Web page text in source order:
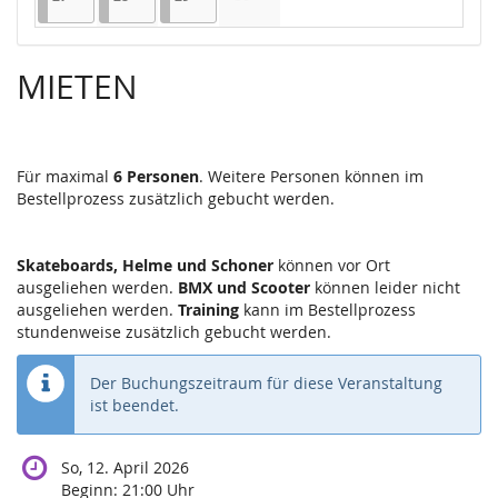
Keine Veranstaltungen
MIETEN
Für maximal 6 Personen. Weitere Personen können im
Bestellprozess zusätzlich gebucht werden.
Skateboards, Helme und Schoner können vor Ort
ausgeliehen werden. BMX und Scooter können leider nicht
ausgeliehen werden. Training kann im Bestellprozess
stundenweise zusätzlich gebucht werden.
Der Buchungszeitraum für diese Veranstaltung
ist beendet.
So, 12. April 2026
Beginn: 21:00 Uhr